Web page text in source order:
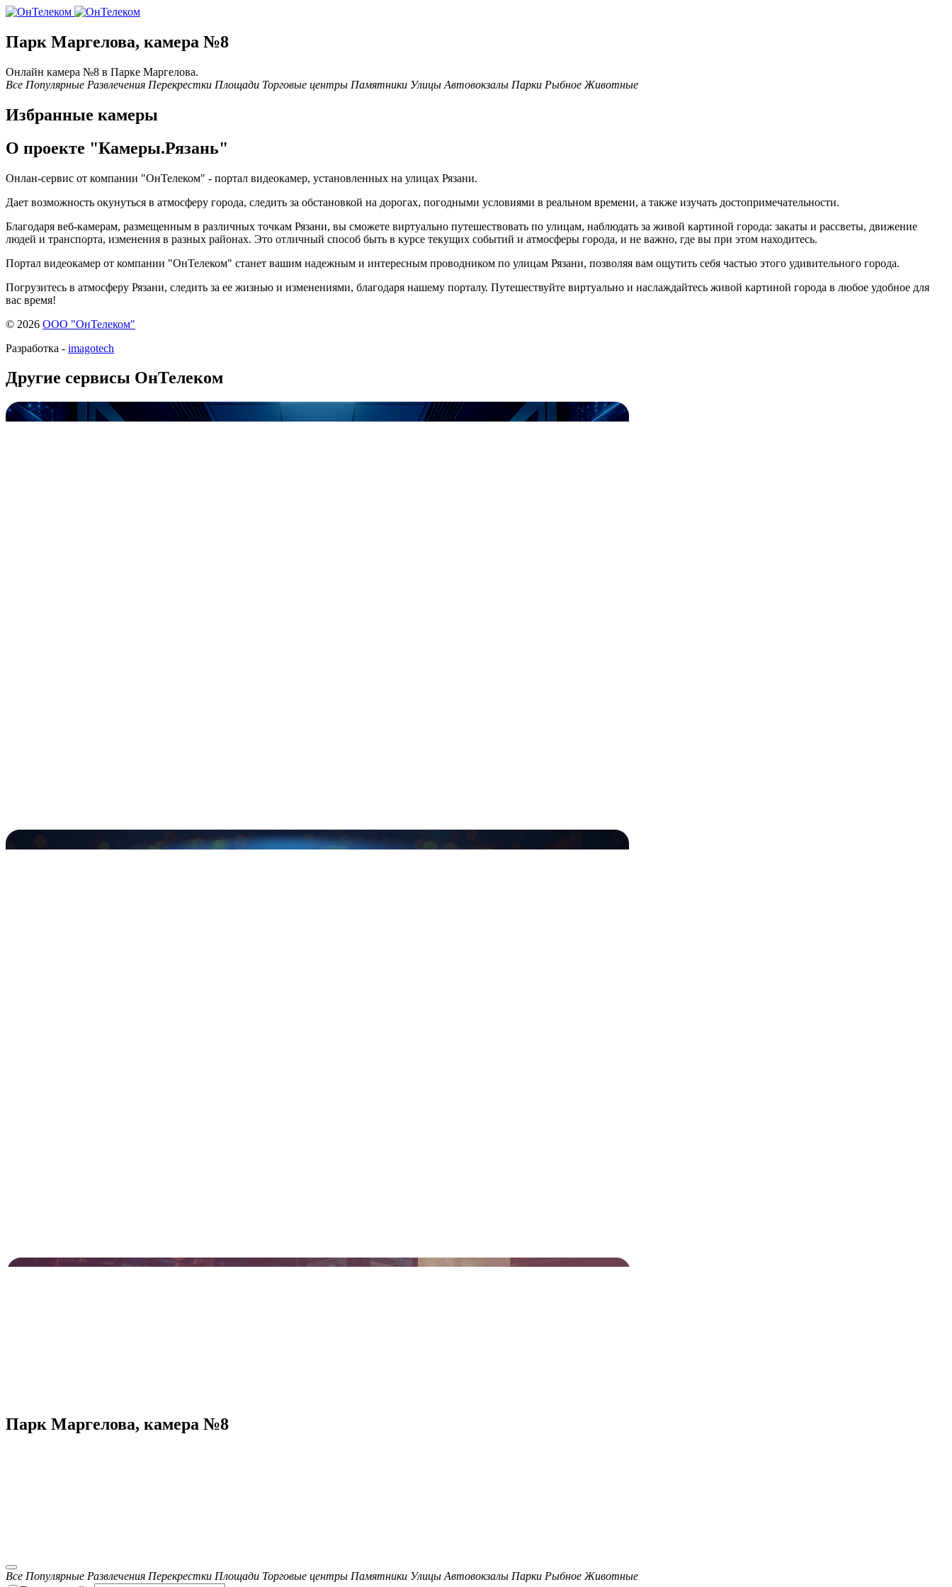
Парк Маргелова, камера №8
Онлайн камера №8 в Паркe Маргелова.
Все Популярные Развлечения Перекрестки Площади Торговые центры Памятники Улицы Автовокзалы Парки Рыбное Животные
Избранные камеры
О проекте "Камеры.Рязань"
Онлан-сервис от компании "ОнТелеком" - портал видеокамер, установленных на улицах Рязани.
Дает возможность окунуться в атмосферу города, следить за обстановкой на дорогах, погодными условиями в реальном времени, а также изучать достопримечательности.
Благодаря веб-камерам, размещенным в различных точкам Рязани, вы сможете виртуально путешествовать по улицам, наблюдать за живой картиной города: закаты и рассветы, движение
людей и транспорта, изменения в разных районах. Это отличный способ быть в курсе текущих событий и атмосферы города, и не важно, где вы при этом находитесь.
Портал видеокамер от компании "ОнТелеком" станет вашим надежным и интересным проводником по улицам Рязани, позволяя вам ощутить себя частью этого удивительного города.
Погрузитесь в атмосферу Рязани, следить за ее жизнью и изменениями, благодаря нашему порталу. Путешествуйте виртуально и наслаждайтесь живой картиной города в любое удобное для
вас время!
© 2026 ООО "ОнТелеком"
Разработка - imagotech
Другие сервисы ОнТелеком
Парк Маргелова, камера №8
Все Популярные Развлечения Перекрестки Площади Торговые центры Памятники Улицы Автовокзалы Парки Рыбное Животные